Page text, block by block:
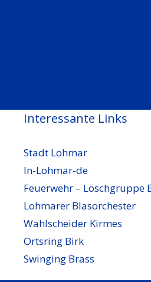
Interessante Links
Stadt Lohmar
In-Lohmar-de
Feuerwehr – Löschgruppe
Lohmarer Blasorchester
Wahlscheider Kirmes
Ortsring Birk
Swinging Brass